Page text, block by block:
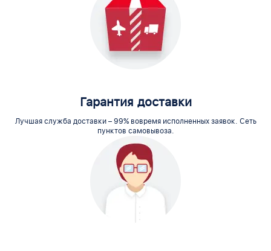
Гарантия доставки
Лучшая служба доставки – 99% вовремя исполненных заявок. Сеть
пунктов самовывоза.